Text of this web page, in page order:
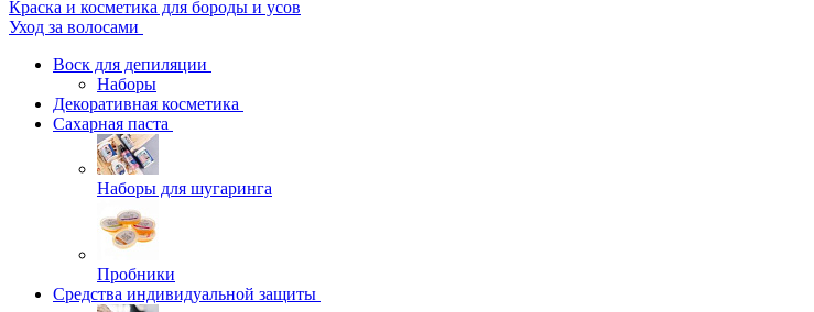
Краска и косметика для бороды и усов
Уход за волосами
Воск для депиляции
Наборы
Декоративная косметика
Сахарная паста
Наборы для шугаринга
Пробники
Средства индивидуальной защиты